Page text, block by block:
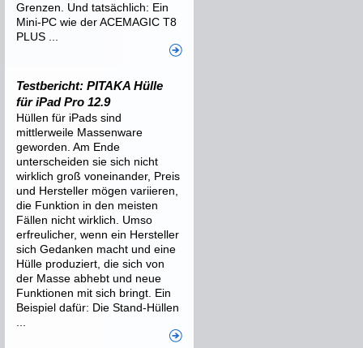
Grenzen. Und tatsächlich: Ein
Mini-PC wie der ACEMAGIC T8
PLUS ...
Testbericht: PITAKA Hülle
für iPad Pro 12.9
Hüllen für iPads sind
mittlerweile Massenware
geworden. Am Ende
unterscheiden sie sich nicht
wirklich groß voneinander, Preis
und Hersteller mögen variieren,
die Funktion in den meisten
Fällen nicht wirklich. Umso
erfreulicher, wenn ein Hersteller
sich Gedanken macht und eine
Hülle produziert, die sich von
der Masse abhebt und neue
Funktionen mit sich bringt. Ein
Beispiel dafür: Die Stand-Hüllen